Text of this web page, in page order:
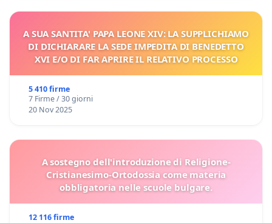
A SUA SANTITA' PAPA LEONE XIV: LA SUPPLICHIAMO
DI DICHIARARE LA SEDE IMPEDITA DI BENEDETTO
XVI E/O DI FAR APRIRE IL RELATIVO PROCESSO
5 410 firme
7 Firme / 30 giorni
20 Nov 2025
A sostegno dell'introduzione di Religione-
Cristianesimo-Ortodossia come materia
obbligatoria nelle scuole bulgare.
12 116 firme